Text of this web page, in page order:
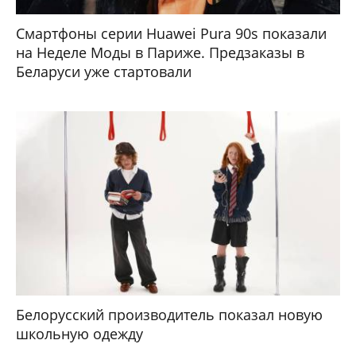
Смартфоны серии Huawei Pura 90s показали
на Неделе Моды в Париже. Предзаказы в
Беларуси уже стартовали
Белорусский производитель показал новую
школьную одежду